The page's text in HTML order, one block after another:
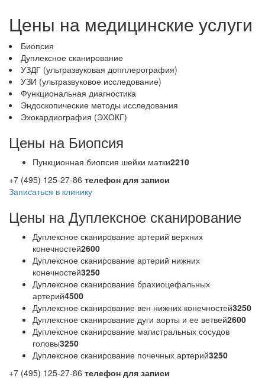
Цены на медицинские услуги
Биопсия
Дуплексное сканирование
УЗДГ (ультразвуковая допплерография)
УЗИ (ультразвуковое исследование)
Функциональная диагностика
Эндоскопические методы исследования
Эхокардиография (ЭХОКГ)
Цены на Биопсия
Пункционная биопсия шейки матки2210
+7 (495) 125-27-86 телефон для записи
Записаться в клинику
Цены на Дуплексное сканирование
Дуплексное сканирование артерий верхних
конечностей2600
Дуплексное сканирование артерий нижних
конечностей3250
Дуплексное сканирование брахиоцефальных
артерий4500
Дуплексное сканирование вен нижних конечностей3250
Дуплексное сканирование дуги аорты и ее ветвей2600
Дуплексное сканирование магистральных сосудов
головы3250
Дуплексное сканирование почечных артерий3250
+7 (495) 125-27-86 телефон для записи